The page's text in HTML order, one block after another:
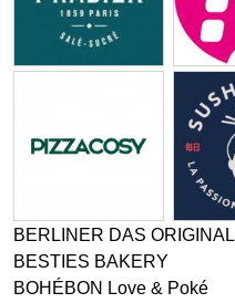
BERLINER DAS ORIGINAL
BESTIES BAKERY
BOHÉBON Love & Poké